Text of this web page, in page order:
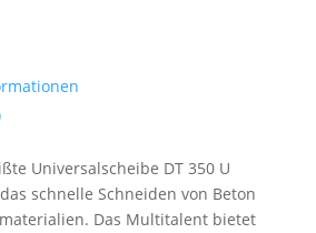
Universalscheibe DT 350 U
schnelle Schneiden von Beton
Das Multitalent bietet